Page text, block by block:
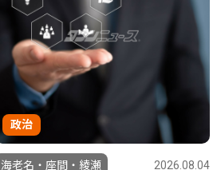
政治
海老名・座間・綾瀬 2026.08.04